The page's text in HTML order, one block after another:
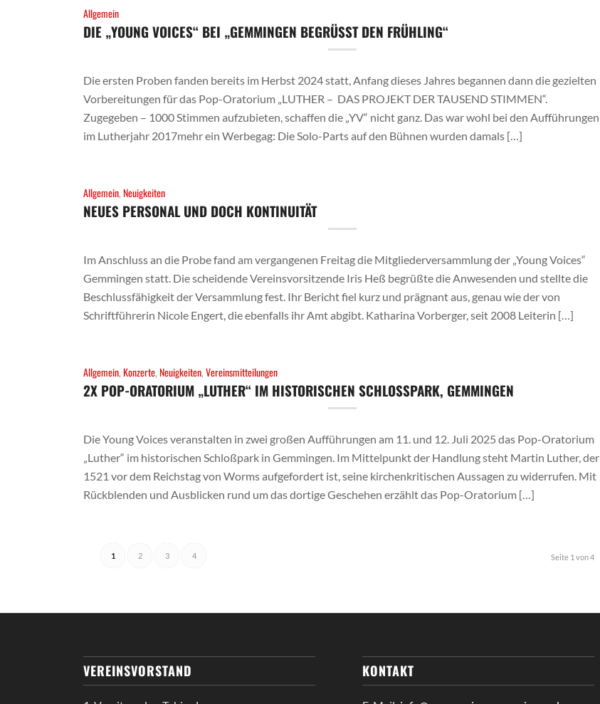
Allgemein
DIE „YOUNG VOICES“ BEI „GEMMINGEN BEGRÜSST DEN FRÜHLING“
Die ersten Proben fanden bereits im Herbst 2024 statt, Anfang dieses Jahres begannen dann die gezielten
Vorbereitungen für das Pop-Oratorium „LUTHER – DAS PROJEKT DER TAUSEND STIMMEN“.
Zugegeben – 1000 Stimmen aufzubieten, schaffen die „YV“ nicht ganz. Das war wohl bei den Aufführungen
im Lutherjahr 2017mehr ein Werbegag: Die Solo-Parts auf den Bühnen wurden damals […]
Allgemein,Neuigkeiten
NEUES PERSONAL UND DOCH KONTINUITÄT
Im Anschluss an die Probe fand am vergangenen Freitag die Mitgliederversammlung der „Young Voices“
Gemmingen statt. Die scheidende Vereinsvorsitzende Iris Heß begrüßte die Anwesenden und stellte die
Beschlussfähigkeit der Versammlung fest. Ihr Bericht fiel kurz und prägnant aus, genau wie der von
Schriftführerin Nicole Engert, die ebenfalls ihr Amt abgibt. Katharina Vorberger, seit 2008 Leiterin […]
Allgemein,Konzerte,Neuigkeiten,Vereinsmitteilungen
2X POP-ORATORIUM „LUTHER“ IM HISTORISCHEN SCHLOSSPARK, GEMMINGEN
Die Young Voices veranstalten in zwei großen Aufführungen am 11. und 12. Juli 2025 das Pop-Oratorium
„Luther“ im historischen Schloßpark in Gemmingen. Im Mittelpunkt der Handlung steht Martin Luther, der
1521 vor dem Reichstag von Worms aufgefordert ist, seine kirchenkritischen Aussagen zu widerrufen. Mit
Rückblenden und Ausblicken rund um das dortige Geschehen erzählt das Pop-Oratorium […]
Seite 1 von 4
1 2 3 4
VEREINSVORSTAND KONTAKT